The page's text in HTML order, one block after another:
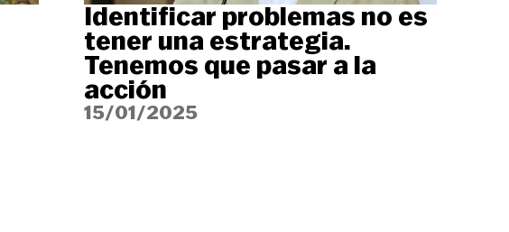
Identificar problemas no es
tener una estrategia.
Tenemos que pasar a la
acción
15/01/2025